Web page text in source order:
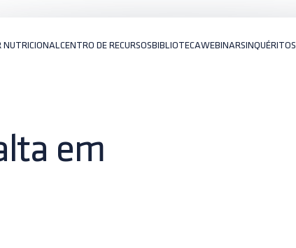
NUTRICIONAL CENTRO DE RECURSOSBIBLIOTECAWEBINARSINQUÉRITOS
em